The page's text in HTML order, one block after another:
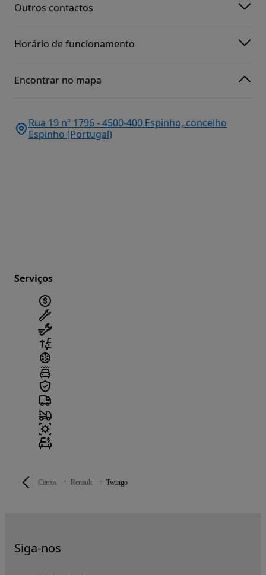
Carros Renault Twingo
Outros contactos
Horário de funcionamento
Encontrar no mapa
Rua 19 nº 1796 - 4500-400 Espinho, concelho
Espinho (Portugal)
Serviços
Siga-nos